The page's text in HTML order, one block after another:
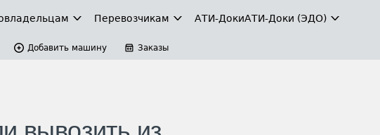
Перевозчикам АТИ-ДокиАТИ-Доки (ЭДО)
Добавить машину Заказы